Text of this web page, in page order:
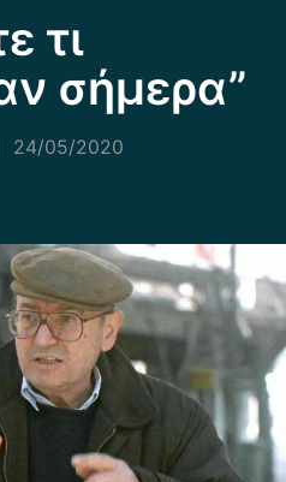
τι
σήμερα”
24/05/2020